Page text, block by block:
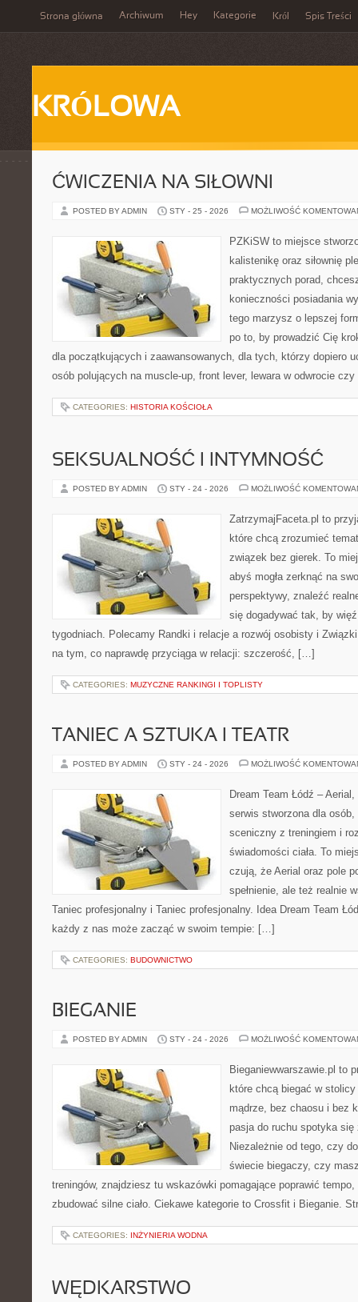
Strona główna Archiwum Hey Kategorie Król Spis Treści
KRÓLOWA
ĆWICZENIA NA SIŁOWNI
POSTED BY ADMIN STY - 25 - 2026 MOŻLIWOŚĆ
PZKiSW to miejsce
kalistenikę oraz siłownię
praktycznych porad,
konieczności posiadania
tego marzysz o lepszej
po to, by prowadzić Cię
dla początkujących i zaawansowanych, dla tych, którzy dopiero
osób polujących na muscle-up, front lever, lewara w odwrocie
CATEGORIES: HISTORIA KOŚCIOŁA
SEKSUALNOŚĆ I INTYMNOŚĆ
POSTED BY ADMIN STY - 24 - 2026 MOŻLIWOŚĆ
ZatrzymajFaceta.pl to
które chcą zrozumieć
związek bez gierek. To
abyś mogła zerknąć na
perspektywy, znaleźć
się dogadywać tak, by
tygodniach. Polecamy Randki i relacje a rozwój osobisty i
na tym, co naprawdę przyciąga w relacji: szczerość, […]
CATEGORIES: MUZYCZNE RANKINGI I TOPLISTY
TANIEC A SZTUKA I TEATR
POSTED BY ADMIN STY - 24 - 2026 MOŻLIWOŚĆ
Dream Team Łódź –
serwis stworzona dla
sceniczny z treningiem i
świadomości ciała. To
czują, że Aerial oraz pole
spełnienie, ale też realnie
Taniec profesjonalny i Taniec profesjonalny. Idea Dream Team
każdy z nas może zacząć w swoim tempie: […]
CATEGORIES: BUDOWNICTWO
BIEGANIE
POSTED BY ADMIN STY - 24 - 2026 MOŻLIWOŚĆ
Bieganiewwarszawie.pl to
które chcą biegać w
mądrze, bez chaosu i bez
pasja do ruchu spotyka
Niezależnie od tego, czy
świecie biegaczy, czy
treningów, znajdziesz tu wskazówki pomagające poprawić
zbudować silne ciało. Ciekawe kategorie to Crossfit i Bieganie.
CATEGORIES: INŻYNIERIA WODNA
WĘDKARSTWO